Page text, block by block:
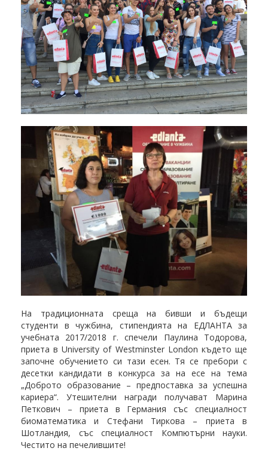
На традиционната среща на бивши и бъдещи
студенти в чужбина, стипендията на ЕДЛАНТА за
учебната 2017/2018 г. спечели Паулина Тодорова,
приета в University of Westminster London където ще
започне обучението си тази есен. Тя се пребори с
десетки кандидати в конкурса за на есе на тема
„Доброто образование – предпоставка за успешна
кариера“. Утешителни награди получават Марина
Петкович – приета в Германия със специалност
биоматематика и Стефани Тиркова – приета в
Шотландия, със специалност Компютърни науки.
Честито на печелившите!